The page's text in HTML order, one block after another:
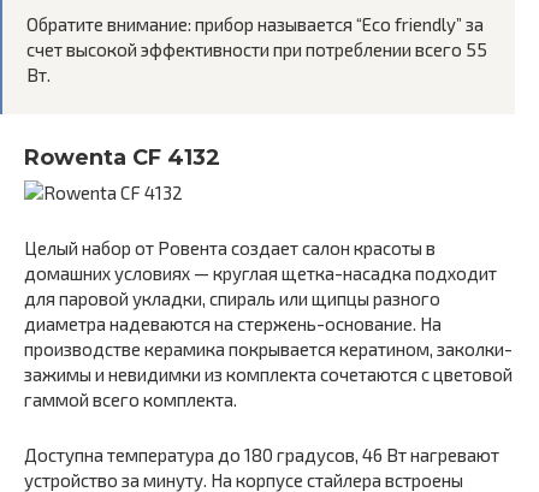
Обратите внимание: прибор называется “Eco friendly” за
счет высокой эффективности при потреблении всего 55
Вт.
Rowenta CF 4132
Целый набор от Ровента создает салон красоты в
домашних условиях — круглая щетка-насадка подходит
для паровой укладки, спираль или щипцы разного
диаметра надеваются на стержень-основание. На
производстве керамика покрывается кератином, заколки-
зажимы и невидимки из комплекта сочетаются с цветовой
гаммой всего комплекта.
Доступна температура до 180 градусов, 46 Вт нагревают
устройство за минуту. На корпусе стайлера встроены